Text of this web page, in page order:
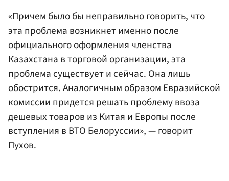
«Причем было бы неправильно говорить, что
эта проблема возникнет именно после
официального оформления членства
Казахстана в торговой организации, эта
проблема существует и сейчас. Она лишь
обострится. Аналогичным образом Евразийской
комиссии придется решать проблему ввоза
дешевых товаров из Китая и Европы после
вступления в ВТО Белоруссии», — говорит
Пухов.